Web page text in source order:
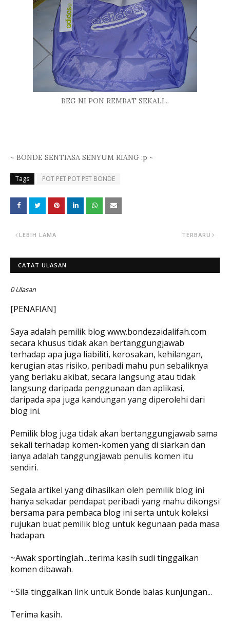
BEG NI PON REMBAT SEKALI...
~ BONDE SENTIASA SENYUM RIANG :p ~
Tags POT PET POT PET BONDE
TERBARU
LEBIH LAMA
CATAT ULASAN
0 Ulasan
[PENAFIAN]
Saya adalah pemilik blog www.bondezaidalifah.com
secara khusus tidak akan bertanggungjawab
terhadap apa juga liabiliti, kerosakan, kehilangan,
kerugian atas risiko, peribadi mahu pun sebaliknya
yang berlaku akibat, secara langsung atau tidak
langsung daripada penggunaan dan aplikasi,
daripada apa juga kandungan yang diperolehi dari
blog ini.
Pemilik blog juga tidak akan bertanggungjawab sama
sekali terhadap komen-komen yang di siarkan dan
ianya adalah tanggungjawab penulis komen itu
sendiri.
Segala artikel yang dihasilkan oleh pemilik blog ini
hanya sekadar pendapat peribadi yang mahu dikongsi
bersama para pembaca blog ini serta untuk koleksi
rujukan buat pemilik blog untuk kegunaan pada masa
hadapan.
~Awak sportinglah....terima kasih sudi tinggalkan
komen dibawah.
~Sila tinggalkan link untuk Bonde balas kunjungan...
Terima kasih.